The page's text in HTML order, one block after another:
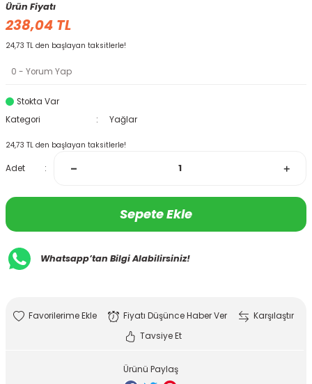
Ürün Fiyatı
238,04 TL
24,73 TL den başlayan taksitlerle!
0 - Yorum Yap
Stokta Var
Kategori
Yağlar
24,73 TL den başlayan taksitlerle!
Adet
Sepete Ekle
Whatsapp’tan Bilgi Alabilirsiniz!
Fiyatı Düşünce Haber Ver
Karşılaştır
Tavsiye Et
Ürünü Paylaş